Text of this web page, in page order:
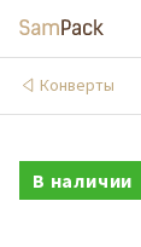
Конверты
В наличии